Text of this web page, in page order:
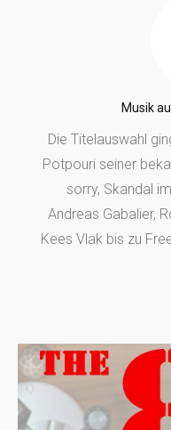
Musik
Die Titelauswahl
Potpouri seiner
sorry, Skandal
Andreas Gabalier,
Kees Vlak bis zu